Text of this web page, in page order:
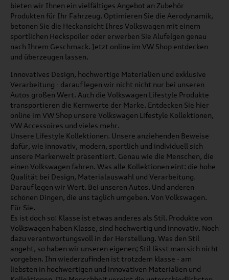
bieten wir Ihnen ein vielfältiges Angebot an Zubehör
Produkten für Ihr Fahrzeug. Optimieren Sie die Aerodynamik,
betonen Sie die Heckansicht Ihres Volkswagen mit einem
sportlichen Heckspoiler oder erwerben Sie Alufelgen genau
nach Ihrem Geschmack. Jetzt online im VW Shop entdecken
und überzeugen lassen.
Innovatives Design, hochwertige Materialien und exklusive
Verarbeitung - darauf legen wir nicht nicht nur bei unseren
Autos großen Wert. Auch die Volkswagen Lifestyle Produkte
transportieren die Kernwerte der Marke. Entdecken Sie hier
online im VW Shop unsere Volkswagen Lifestyle Kollektionen,
VW Accessoires und vieles mehr.
Unsere Lifestyle Kollektionen. Unsere anziehenden Beweise
dafür, wie innovativ, modern, sportlich und individuell sich
unsere Markenwelt präsentiert. Genau wie die Menschen, die
einen Volkswagen fahren. Was alle Kollektionen eint: die hohe
Qualität bei Design, Materialauswahl und Verarbeitung.
Darauf legen wir Wert. Bei unseren Autos. Und anderen
schönen Dingen, die uns täglich umgeben. Von Volkswagen.
Für Sie.
Es ist doch so: Klasse ist etwas anderes als Stil. Produkte von
Volkswagen haben Klasse, sind hochwertig und innovativ. Noch
dazu verantwortungsvoll in der Herstellung. Was den Stil
angeht, so haben wir unseren eigenen; Stil lässt man sich nicht
vorgeben. Ihn wiederzufinden ist trotzdem klasse - am
liebsten in hochwertigen und innovativen Materialien und